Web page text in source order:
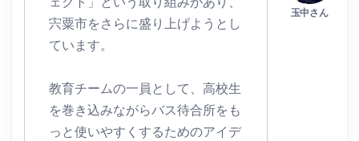
宍粟市をさらに盛り上げようとし
ています。
教育チームの一員として、高校生
を巻き込みながらバス待合所をも
っと使いやすくするためのアイデ